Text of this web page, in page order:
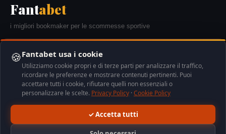
Fantabet
i migliori bookmaker per le scommesse sportive
Il gioco d'azzardo è vietato ai minori di 18 anni. Gioca responsabilmente. Per
assistenza: Gioco Responsabile 800 558 822 (gratuito). Tutti i bookmaker presenti
presenti possono essere link affiliati.
🍪Fantabet usa i cookie
Utilizziamo cookie propri e di terze parti per analizzare il traffico,
ricordare le preferenze e mostrare contenuti pertinenti. Puoi
accettare tutti i cookie, rifiutare quelli non essenziali o
personalizzare le scelte. Privacy Policy ·Cookie Policy
✓ Accetta tutti